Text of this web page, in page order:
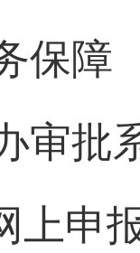
保障
审批
上申